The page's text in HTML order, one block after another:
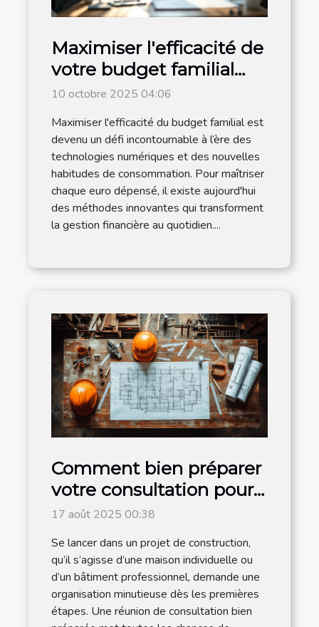
Maximiser l'efficacité de
votre budget familial
avec des méthodes
modernes
10 octobre 2025 04:06
Maximiser l'efficacité du budget familial est
devenu un défi incontournable à l’ère des
technologies numériques et des nouvelles
habitudes de consommation. Pour maîtriser
chaque euro dépensé, il existe aujourd'hui
des méthodes innovantes qui transforment
la gestion financière au quotidien....
Comment bien préparer
votre consultation pour
un projet de
17 août 2025 00:38
Se lancer dans un projet de construction,
qu’il s’agisse d’une maison individuelle ou
d’un bâtiment professionnel, demande une
organisation minutieuse dès les premières
étapes. Une réunion de consultation bien